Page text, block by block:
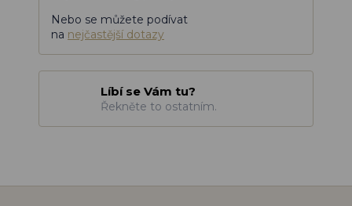
Nebo se můžete podívat
na nejčastější dotazy
Líbí se Vám tu?
Řekněte to ostatním.